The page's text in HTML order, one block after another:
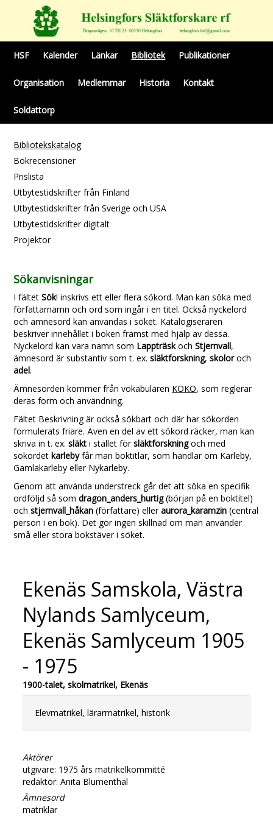
HSF Kalender Länkar Bibliotek Publikationer
Organisation Medlemmar Historia Kontakt
Soldattorp
Bibliotekskatalog
Bokrecensioner
Prislista
Utbytestidskrifter från Finland
Utbytestidskrifter från Sverige och USA
Utbytestidskrifter digitalt
Projektor
Sökanvisningar
I fältetSök! inskrivs ett eller flera sökord. Man kan söka med
författarnamn och ord som ingår i en titel. Också nyckelord
och ämnesord kan änvändas i söket. Katalogiseraren
beskriver innehållet i boken främst med hjälp av dessa.
Nyckelord kan vara namn som LappträskochStjernvall,
ämnesord är substantiv som t. ex.släktforskning,skoloroch
adel.
Ämnesorden kommer från vokabulären KOKO, som reglerar
deras form och användning.
Fältet Beskrivning är också sökbart och där har sökorden
formulerats friare. Även en del av ett sökord räcker, man kan
skriva in t. ex.släkti stället försläktforskningoch med
sökordetkarlebyfår man boktitlar, som handlar om Karleby,
Gamlakarleby eller Nykarleby.
Genom att använda understreck går det att söka en specifik
ordföljd så somdragon_anders_hurtig(början på en boktitel)
ochstjernvall_håkan (författare) elleraurora_karamzin (central
person i en bok). Det gör ingen skillnad om man använder
små eller stora bokstäver i söket.
Ekenäs Samskola, Västra
Nylands Samlyceum,
Ekenäs Samlyceum 1905
- 1975
1900-talet, skolmatrikel, Ekenäs
Elevmatrikel, lärarmatrikel, historik
Aktörer
utgivare: 1975 års matrikelkommitté
redaktör: Anita Blumenthal
Ämnesord
matriklar